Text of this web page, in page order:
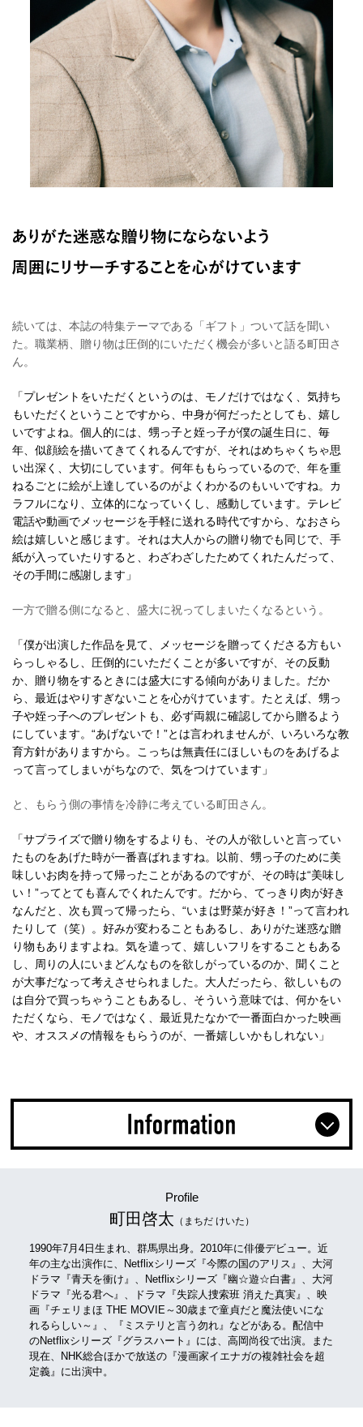
続いては、本誌の特集テーマである「ギフト」ついて話を聞い
た。職業柄、贈り物は圧倒的にいただく機会が多いと語る町田さ
ん。
「プレゼントをいただくというのは、モノだけではなく、気持ち
もいただくということですから、中身が何だったとしても、嬉し
いですよね。個人的には、甥っ子と姪っ子が僕の誕生日に、毎
年、似顔絵を描いてきてくれるんですが、それはめちゃくちゃ思
い出深く、大切にしています。何年ももらっているので、年を重
ねるごとに絵が上達しているのがよくわかるのもいいですね。カ
ラフルになり、立体的になっていくし、感動しています。テレビ
電話や動画でメッセージを手軽に送れる時代ですから、なおさら
絵は嬉しいと感じます。それは大人からの贈り物でも同じで、手
紙が入っていたりすると、わざわざしたためてくれたんだって、
その手間に感謝します」
一方で贈る側になると、盛大に祝ってしまいたくなるという。
「僕が出演した作品を見て、メッセージを贈ってくださる方もい
らっしゃるし、圧倒的にいただくことが多いですが、その反動
か、贈り物をするときには盛大にする傾向がありました。だか
ら、最近はやりすぎないことを心がけています。たとえば、甥っ
子や姪っ子へのプレゼントも、必ず両親に確認してから贈るよう
にしています。“あげないで！”とは言われませんが、いろいろな教
育方針がありますから。こっちは無責任にほしいものをあげるよ
って言ってしまいがちなので、気をつけています」
と、もらう側の事情を冷静に考えている町田さん。
「サプライズで贈り物をするよりも、その人が欲しいと言ってい
たものをあげた時が一番喜ばれますね。以前、甥っ子のために美
味しいお肉を持って帰ったことがあるのですが、その時は“美味し
い！”ってとても喜んでくれたんです。だから、てっきり肉が好き
なんだと、次も買って帰ったら、“いまは野菜が好き！”って言われ
たりして（笑）。好みが変わることもあるし、ありがた迷惑な贈
り物もありますよね。気を遣って、嬉しいフリをすることもある
し、周りの人にいまどんなものを欲しがっているのか、聞くこと
が大事だなって考えさせられました。大人だったら、欲しいもの
は自分で買っちゃうこともあるし、そういう意味では、何かをい
ただくなら、モノではなく、最近見たなかで一番面白かった映画
や、オススメの情報をもらうのが、一番嬉しいかもしれない」
Profile
町田啓太 （まちだ けいた）
1990年7月4日生まれ、群馬県出身。2010年に俳優デビュー。近
年の主な出演作に、Netflixシリーズ『今際の国のアリス』、大河
ドラマ『青天を衝け』、Netflixシリーズ『幽☆遊☆白書』、大河
ドラマ『光る君へ』、ドラマ『失踪人捜索班 消えた真実』、映
画『チェリまほ THE MOVIE～30歳まで童貞だと魔法使いにな
れるらしい～』、『ミステリと言う勿れ』などがある。配信中
のNetflixシリーズ『グラスハート』には、高岡尚役で出演。また
現在、NHK総合ほかで放送の『漫画家イエナガの複雑社会を超
定義』に出演中。